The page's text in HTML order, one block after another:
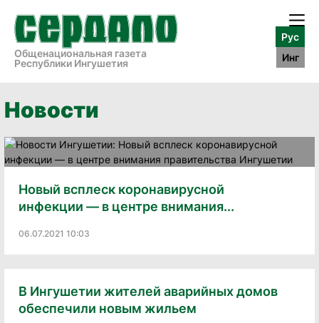
Общенациональная газета
Республики Ингушетия
Рус
Инг
Новости
Новый всплеск коронавирусной
инфекции — в центре внимания...
06.07.2021 10:03
В Ингушетии жителей аварийных домов
обеспечили новым жильем